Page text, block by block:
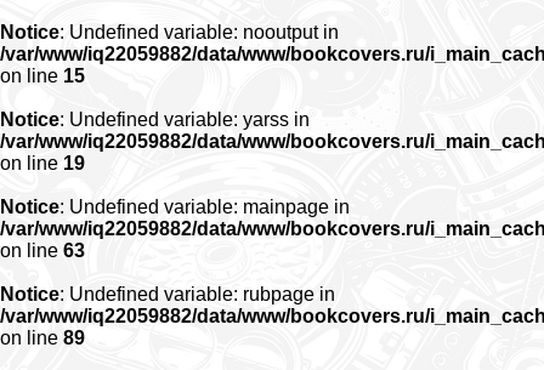
Notice: Undefined variable: nooutput in
/var/www/iq22059882/data/www/bookcovers.ru/
on line 15
Notice: Undefined variable: yarss in
/var/www/iq22059882/data/www/bookcovers.ru/
on line 19
Notice: Undefined variable: mainpage in
/var/www/iq22059882/data/www/bookcovers.ru/
on line 63
Notice: Undefined variable: rubpage in
/var/www/iq22059882/data/www/bookcovers.ru/
on line 89